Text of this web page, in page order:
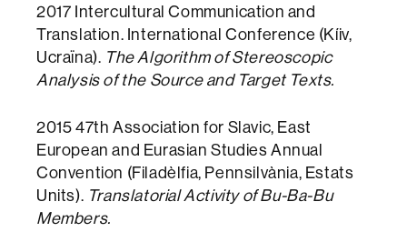
2017 Intercultural Communication and
Translation. International Conference (Kíiv,
Ucraïna). The Algorithm of Stereoscopic
Analysis of the Source and Target Texts.
2015 47th Association for Slavic, East
European and Eurasian Studies Annual
Convention (Filadèlfia, Pennsilvània, Estats
Units). Translatorial Activity of Bu-Ba-Bu
Members.